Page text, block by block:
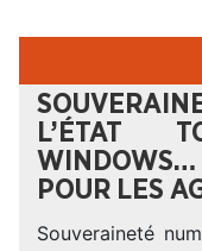
L’ÉTAT
POUR LES
Souveraineté